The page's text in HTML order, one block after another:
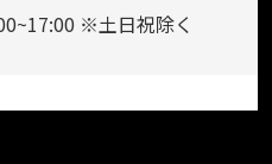
※土日祝除く